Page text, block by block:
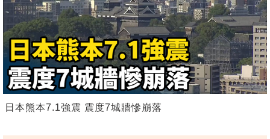
日本熊本7.1強震 震度7城牆慘崩落